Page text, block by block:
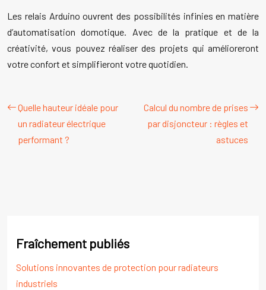
Les relais Arduino ouvrent des possibilités infinies en matière
d’automatisation domotique. Avec de la pratique et de la
créativité, vous pouvez réaliser des projets qui amélioreront
votre confort et simplifieront votre quotidien.
Quelle hauteur idéale pour
un radiateur électrique
performant ?
Calcul du nombre de prises
par disjoncteur : règles et
astuces
Fraîchement publiés
Solutions innovantes de protection pour radiateurs
industriels